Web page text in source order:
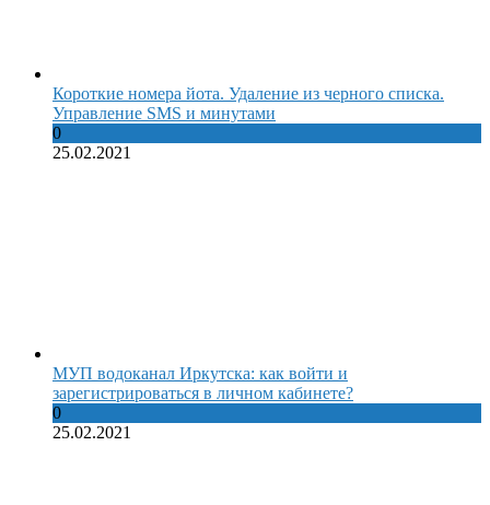
Короткие номера йота. Удаление из черного списка.
Управление SMS и минутами
0
25.02.2021
МУП водоканал Иркутска: как войти и
зарегистрироваться в личном кабинете?
0
25.02.2021